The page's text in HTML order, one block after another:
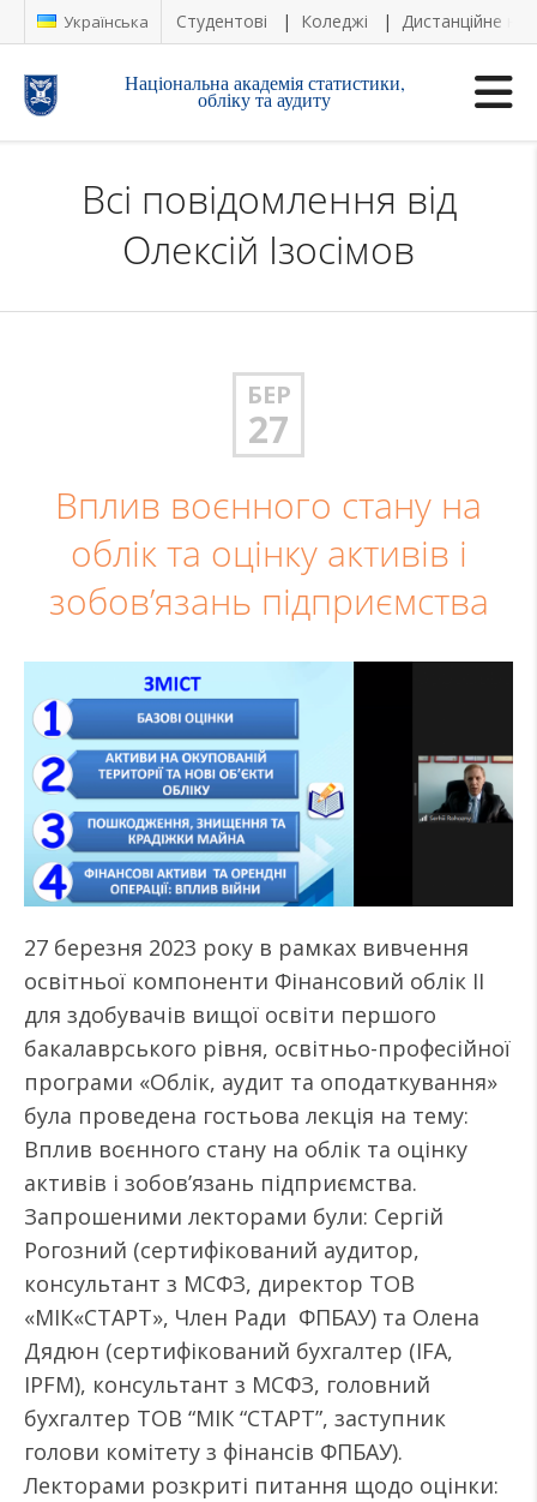
Українська Студентові Коледжі Дистанційне
Національна академія статистики,
обліку та аудиту
Всі повідомлення від
Олексій Ізосімов
БЕР
27
Вплив воєнного стану на
облік та оцінку активів і
зобов’язань підприємства
27 березня 2023 року в рамках вивчення
освітньої компоненти Фінансовий облік ІІ
для здобувачів вищої освіти першого
бакалаврського рівня, освітньо-професійної
програми «Облік, аудит та оподаткування»
була проведена гостьова лекція на тему:
Вплив воєнного стану на облік та оцінку
активів і зобов’язань підприємства.
Запрошеними лекторами були: Сергій
Рогозний (сертифікований аудитор,
консультант з МСФЗ, директор ТОВ
«МІК«СТАРТ», Член Ради ФПБАУ) та Олена
Дядюн (сертифікований бухгалтер (IFA,
IPFM), консультант з МСФЗ, головний
бухгалтер ТОВ “МІК “СТАРТ”, заступник
голови комітету з фінансів ФПБАУ).
Лекторами розкриті питання щодо оцінки: